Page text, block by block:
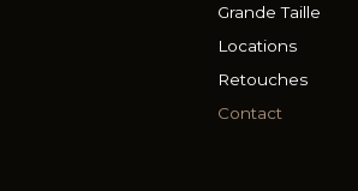
Grande Taille
Locations
Retouches
Contact